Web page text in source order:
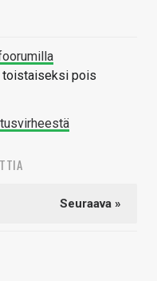
toistaiseksi pois
Seuraava »